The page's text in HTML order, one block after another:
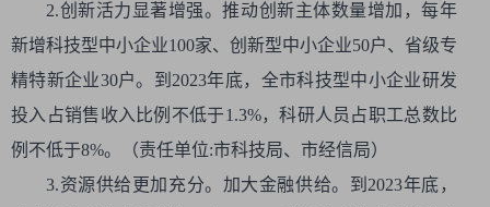
2.创新活力显著增强。推动创新主体数量增加，每年
新增科技型中小企业100家、创新型中小企业50户、省级专
精特新企业30户。到2023年底，全市科技型中小企业研发
投入占销售收入比例不低于1.3%，科研人员占职工总数比
例不低于8%。（责任单位:市科技局、市经信局）
3.资源供给更加充分。加大金融供给。到2023年底，